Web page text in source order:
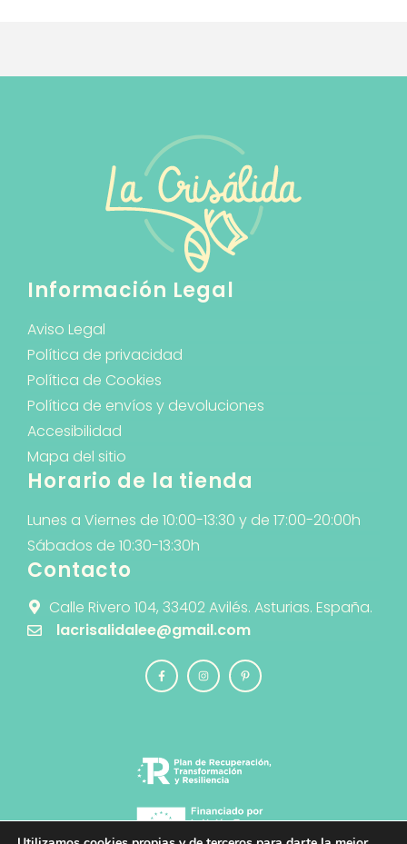
Información Legal
Aviso Legal
Política de privacidad
Política de Cookies
Política de envíos y devoluciones
Accesibilidad
Mapa del sitio
Horario de la tienda
Lunes a Viernes de 10:00-13:30 y de 17:00-20:00h
Sábados de 10:30-13:30h
Contacto
Calle Rivero 104, 33402 Avilés. Asturias. España.
lacrisalidalee@gmail.com